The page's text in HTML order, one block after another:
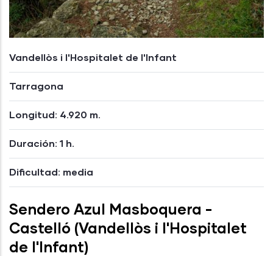
Vandellòs i l'Hospitalet de l'Infant
Tarragona
Longitud: 4.920 m.
Duración: 1 h.
Dificultad: media
Sendero Azul Masboquera -
Castelló (Vandellòs i l'Hospitalet
de l'Infant)